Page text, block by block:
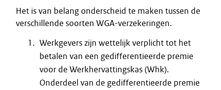
Het is van belang onderscheid te maken tussen de
verschillende soorten WGA-verzekeringen.
Werkgevers zijn wettelijk verplicht tot het
betalen van een gedifferentieerde premie
voor de Werkhervattingskas (Whk).
Onderdeel van de gedifferentieerde premie